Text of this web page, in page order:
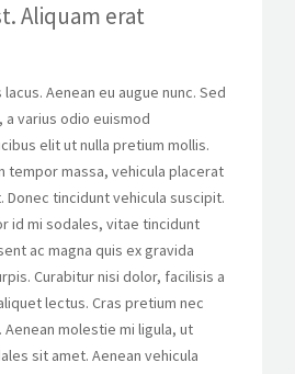
Aliquam erat
Aenean eu augue nunc. Sed
varius odio euismod
elit ut nulla pretium mollis.
tempor massa, vehicula placerat
Donec tincidunt vehicula suscipit.
id mi sodales, vitae tincidunt
ac magna quis ex gravida
Curabitur nisi dolor, facilisis a
lectus. Cras pretium nec
molestie mi ligula, ut
sit amet. Aenean vehicula